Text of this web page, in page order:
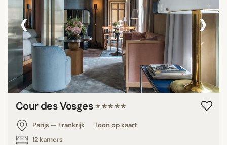
‹ ›
Cour des Vosges ★★★★★
Parijs — Frankrijk
Toon op kaart
12 kamers